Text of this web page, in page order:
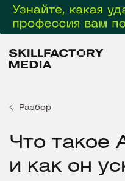
Разбор
Что такое
и как он